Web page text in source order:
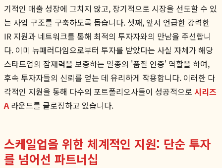
기적인 매출 성장에 그치지 않고, 장기적으로 시장을 선도할 수 있
는 사업 구조를 구축하도록 돕습니다. 셋째, 앞서 언급한 강력한
IR 지원과 네트워크를 통해 최적의 투자자와의 만남을 주선합니
다. 이미 뉴패러다임으로부터 투자를 받았다는 사실 자체가 해당
스타트업의 잠재력을 보증하는 일종의 '품질 인증' 역할을 하여,
후속 투자자들의 신뢰를 얻는 데 유리하게 작용합니다. 이러한 다
각적인 지원을 통해 다수의 포트폴리오사들이 성공적으로 시리즈
A 라운드를 클로징하고 있습니다.
스케일업을 위한 체계적인 지원: 단순 투자
를 넘어선 파트너십